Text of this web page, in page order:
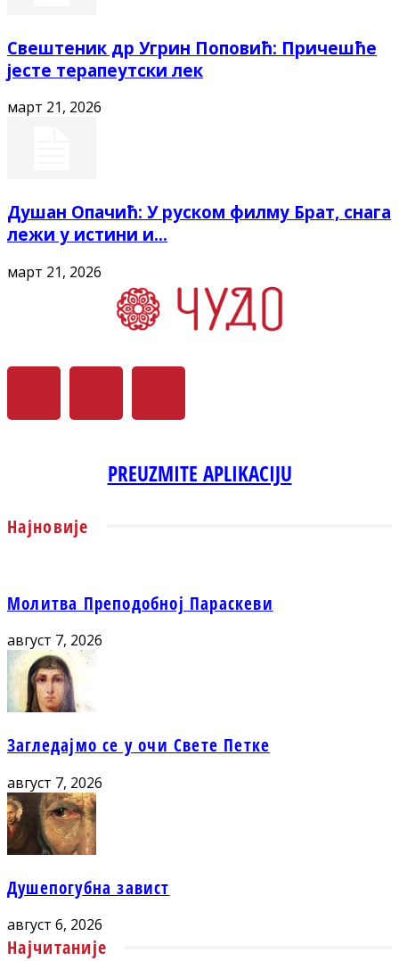
Свештеник др Угрин Поповић: Причешће
јесте терапеутски лек
март 21, 2026
Душан Опачић: У руском филму Брат, снага
лежи у истини и...
март 21, 2026
PREUZMITE APLIKACIJU
Најновије
Молитва Преподобној Параскеви
август 7, 2026
Загледајмо се у очи Свете Петке
август 7, 2026
Душепогубна завист
август 6, 2026
Најчитаније